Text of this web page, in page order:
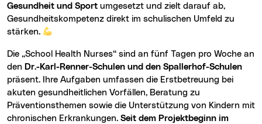
Gesundheit und Sport umgesetzt und zielt darauf ab,
Gesundheitskompetenz direkt im schulischen Umfeld zu
stärken.
Die „School Health Nurses“ sind an fünf Tagen pro Woche an
den Dr.-Karl-Renner-Schulen und den Spallerhof-Schulen
präsent. Ihre Aufgaben umfassen die Erstbetreuung bei
akuten gesundheitlichen Vorfällen, Beratung zu
Präventionsthemen sowie die Unterstützung von Kindern mit
chronischen Erkrankungen. Seit dem Projektbeginn im